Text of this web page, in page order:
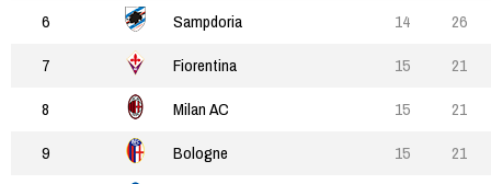
6
Sampdoria 14
26
7
Fiorentina 15
21
8
Milan AC 15
21
9
Bologne 15
21